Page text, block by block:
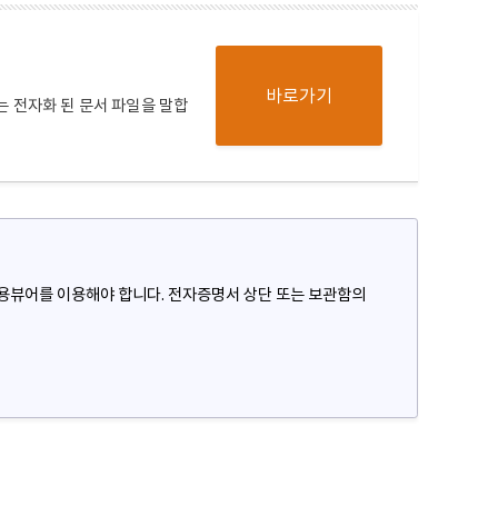
전자화 된 문서 파일을 말합
바로가기
어를 이용해야 합니다. 전자증명서 상단 또는 보관함의